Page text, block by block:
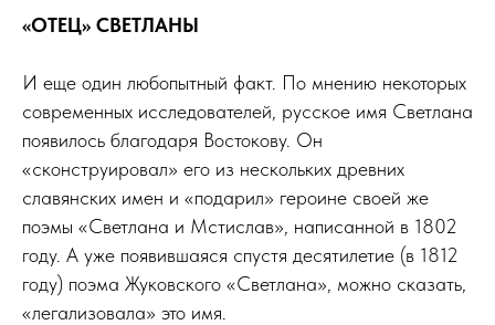
«ОТЕЦ» СВЕТЛАНЫ
И еще один любопытный факт. По мнению некоторых
современных исследователей, русское имя Светлана
появилось благодаря Востокову. Он
«сконструировал» его из нескольких древних
славянских имен и «подарил» героине своей же
поэмы «Светлана и Мстислав», написанной в 1802
году. А уже появившаяся спустя десятилетие (в 1812
году) поэма Жуковского «Светлана», можно сказать,
«легализовала» это имя.